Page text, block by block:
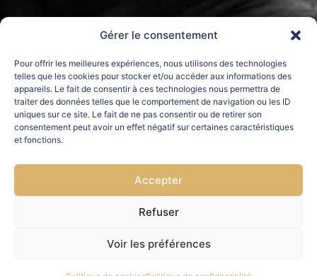
Gérer le consentement
Pour offrir les meilleures expériences, nous utilisons des technologies
telles que les cookies pour stocker et/ou accéder aux informations des
appareils. Le fait de consentir à ces technologies nous permettra de
traiter des données telles que le comportement de navigation ou les ID
uniques sur ce site. Le fait de ne pas consentir ou de retirer son
consentement peut avoir un effet négatif sur certaines caractéristiques
et fonctions.
Accepter
Refuser
Voir les préférences